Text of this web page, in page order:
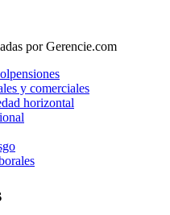
por Gerencie.com
y comerciales
horizontal